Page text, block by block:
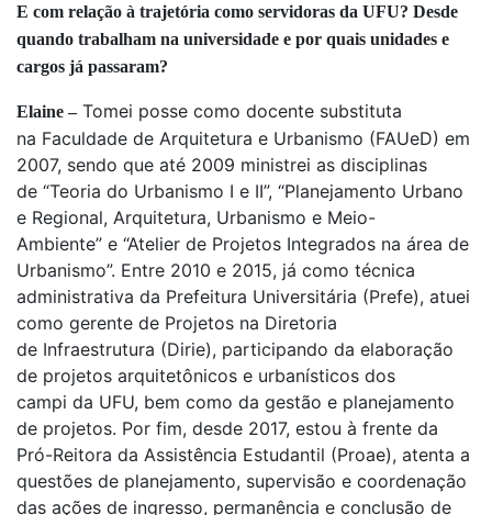
E com relação à trajetória como servidoras da UFU? Desde
quando trabalham na universidade e por quais unidades e
cargos já passaram?
Elaine –Tomei posse como docente substituta
na Faculdade de Arquitetura e Urbanismo (FAUeD) em
2007, sendo que até 2009 ministrei as disciplinas
de “Teoria do Urbanismo I e II”, “Planejamento Urbano
e Regional, Arquitetura, Urbanismo e Meio-
Ambiente” e “Atelier de Projetos Integrados na área de
Urbanismo”. Entre 2010 e 2015, já como técnica
administrativa da Prefeitura Universitária (Prefe), atuei
como gerente de Projetos na Diretoria
de Infraestrutura (Dirie), participando da elaboração
de projetos arquitetônicos e urbanísticos dos
campi da UFU, bem como da gestão e planejamento
de projetos. Por fim, desde 2017, estou à frente da
Pró-Reitora da Assistência Estudantil (Proae), atenta a
questões de planejamento, supervisão e coordenação
das ações de ingresso, permanência e conclusão de